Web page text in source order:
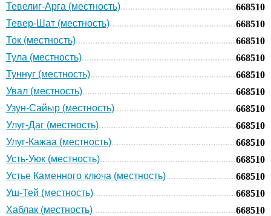
Тевелиг-Арга (местность)
668510
Тевер-Шат (местность)
668510
Ток (местность)
668510
Тула (местность)
668510
Туннуг (местность)
668510
Увал (местность)
668510
Узун-Сайыр (местность)
668510
Улуг-Даг (местность)
668510
Улуг-Кажаа (местность)
668510
Усть-Уюк (местность)
668510
Устье Каменного ключа (местность)
668510
Уш-Тей (местность)
668510
Хаблак (местность)
668510